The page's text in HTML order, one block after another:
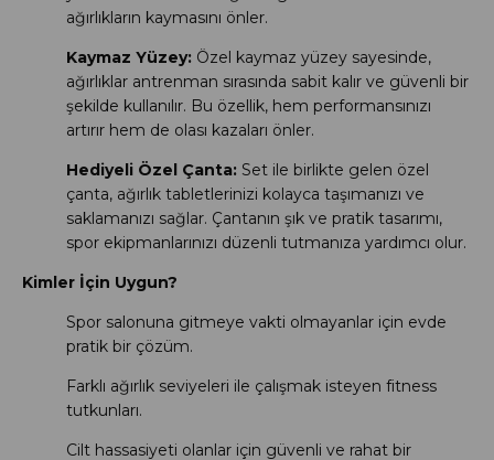
ağırlıkların kaymasını önler.
Kaymaz Yüzey: Özel kaymaz yüzey sayesinde,
ağırlıklar antrenman sırasında sabit kalır ve güvenli bir
şekilde kullanılır. Bu özellik, hem performansınızı
artırır hem de olası kazaları önler.
Hediyeli Özel Çanta: Set ile birlikte gelen özel
çanta, ağırlık tabletlerinizi kolayca taşımanızı ve
saklamanızı sağlar. Çantanın şık ve pratik tasarımı,
spor ekipmanlarınızı düzenli tutmanıza yardımcı olur.
Kimler İçin Uygun?
Spor salonuna gitmeye vakti olmayanlar için evde
pratik bir çözüm.
Farklı ağırlık seviyeleri ile çalışmak isteyen fitness
tutkunları.
Cilt hassasiyeti olanlar için güvenli ve rahat bir